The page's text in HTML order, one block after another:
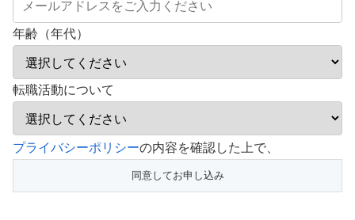
年齢（年代）
転職活動について
こ
フ
プライバシーポリシーの内容を確認した上で、